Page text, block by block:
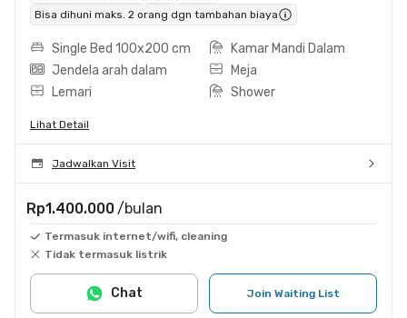
Bisa dihuni maks. 2 orang dgn tambahan biaya
Single Bed 100x200 cm
Kamar Mandi Dalam
Jendela arah dalam
Meja
Lemari
Shower
Lihat Detail
Jadwalkan Visit
Rp1.400.000 /bulan
Termasuk internet/wifi, cleaning
Tidak termasuk listrik
Join Waiting List
Chat